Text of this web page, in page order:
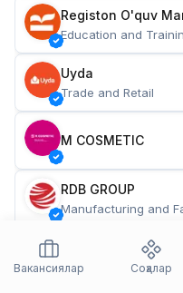
Registon O'quv
Education and
Uyda
Trade and Retail
M COSMETIC
RDB GROUP
Manufacturing and
Restaurants and Fast
Вакансиялар
Соҳалар